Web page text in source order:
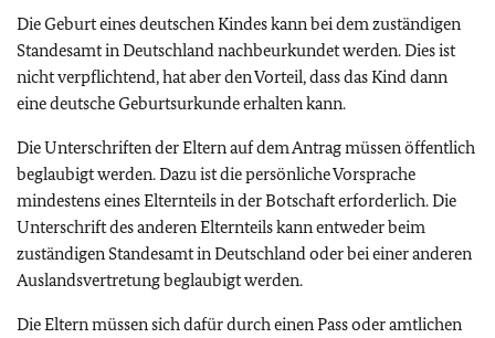
Die Geburt eines deutschen Kindes kann bei dem zuständigen
Standesamt in Deutschland nachbeurkundet werden. Dies ist
nicht verpflichtend, hat aber den Vorteil, dass das Kind dann
eine deutsche Geburtsurkunde erhalten kann.
Die Unterschriften der Eltern auf dem Antrag müssen öffentlich
beglaubigt werden. Dazu ist die persönliche Vorsprache
mindestens eines Elternteils in der Botschaft erforderlich. Die
Unterschrift des anderen Elternteils kann entweder beim
zuständigen Standesamt in Deutschland oder bei einer anderen
Auslandsvertretung beglaubigt werden.
Die Eltern müssen sich dafür durch einen Pass oder amtlichen